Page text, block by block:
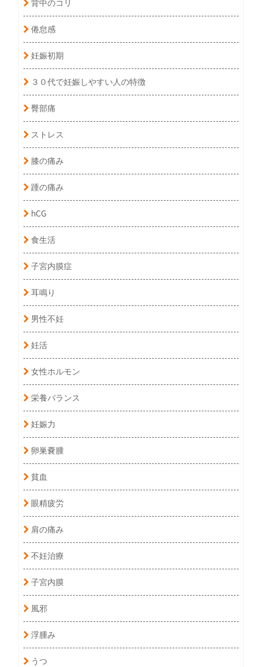
倦怠感
妊娠初期
３０代で妊娠しやすい人の特徴
臀部痛
ストレス
膝の痛み
踵の痛み
hCG
食生活
子宮内膜症
耳鳴り
男性不妊
妊活
女性ホルモン
栄養バランス
妊娠力
卵巣嚢腫
貧血
眼精疲労
肩の痛み
不妊治療
子宮内膜
風邪
浮腫み
うつ